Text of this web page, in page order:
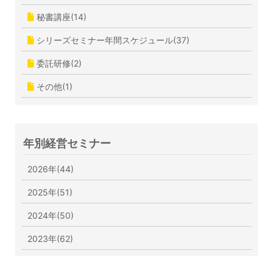
秘書講座(14)
シリーズセミナー年間スケジュール(37)
委託研修(2)
その他(1)
年別経営セミナー
2026年(44)
2025年(51)
2024年(50)
2023年(62)